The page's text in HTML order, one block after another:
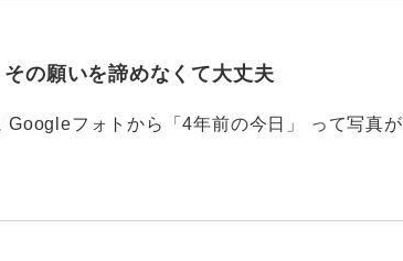
その願いを諦めなくて大丈夫
フォトから「4年前の今日」 って写真が